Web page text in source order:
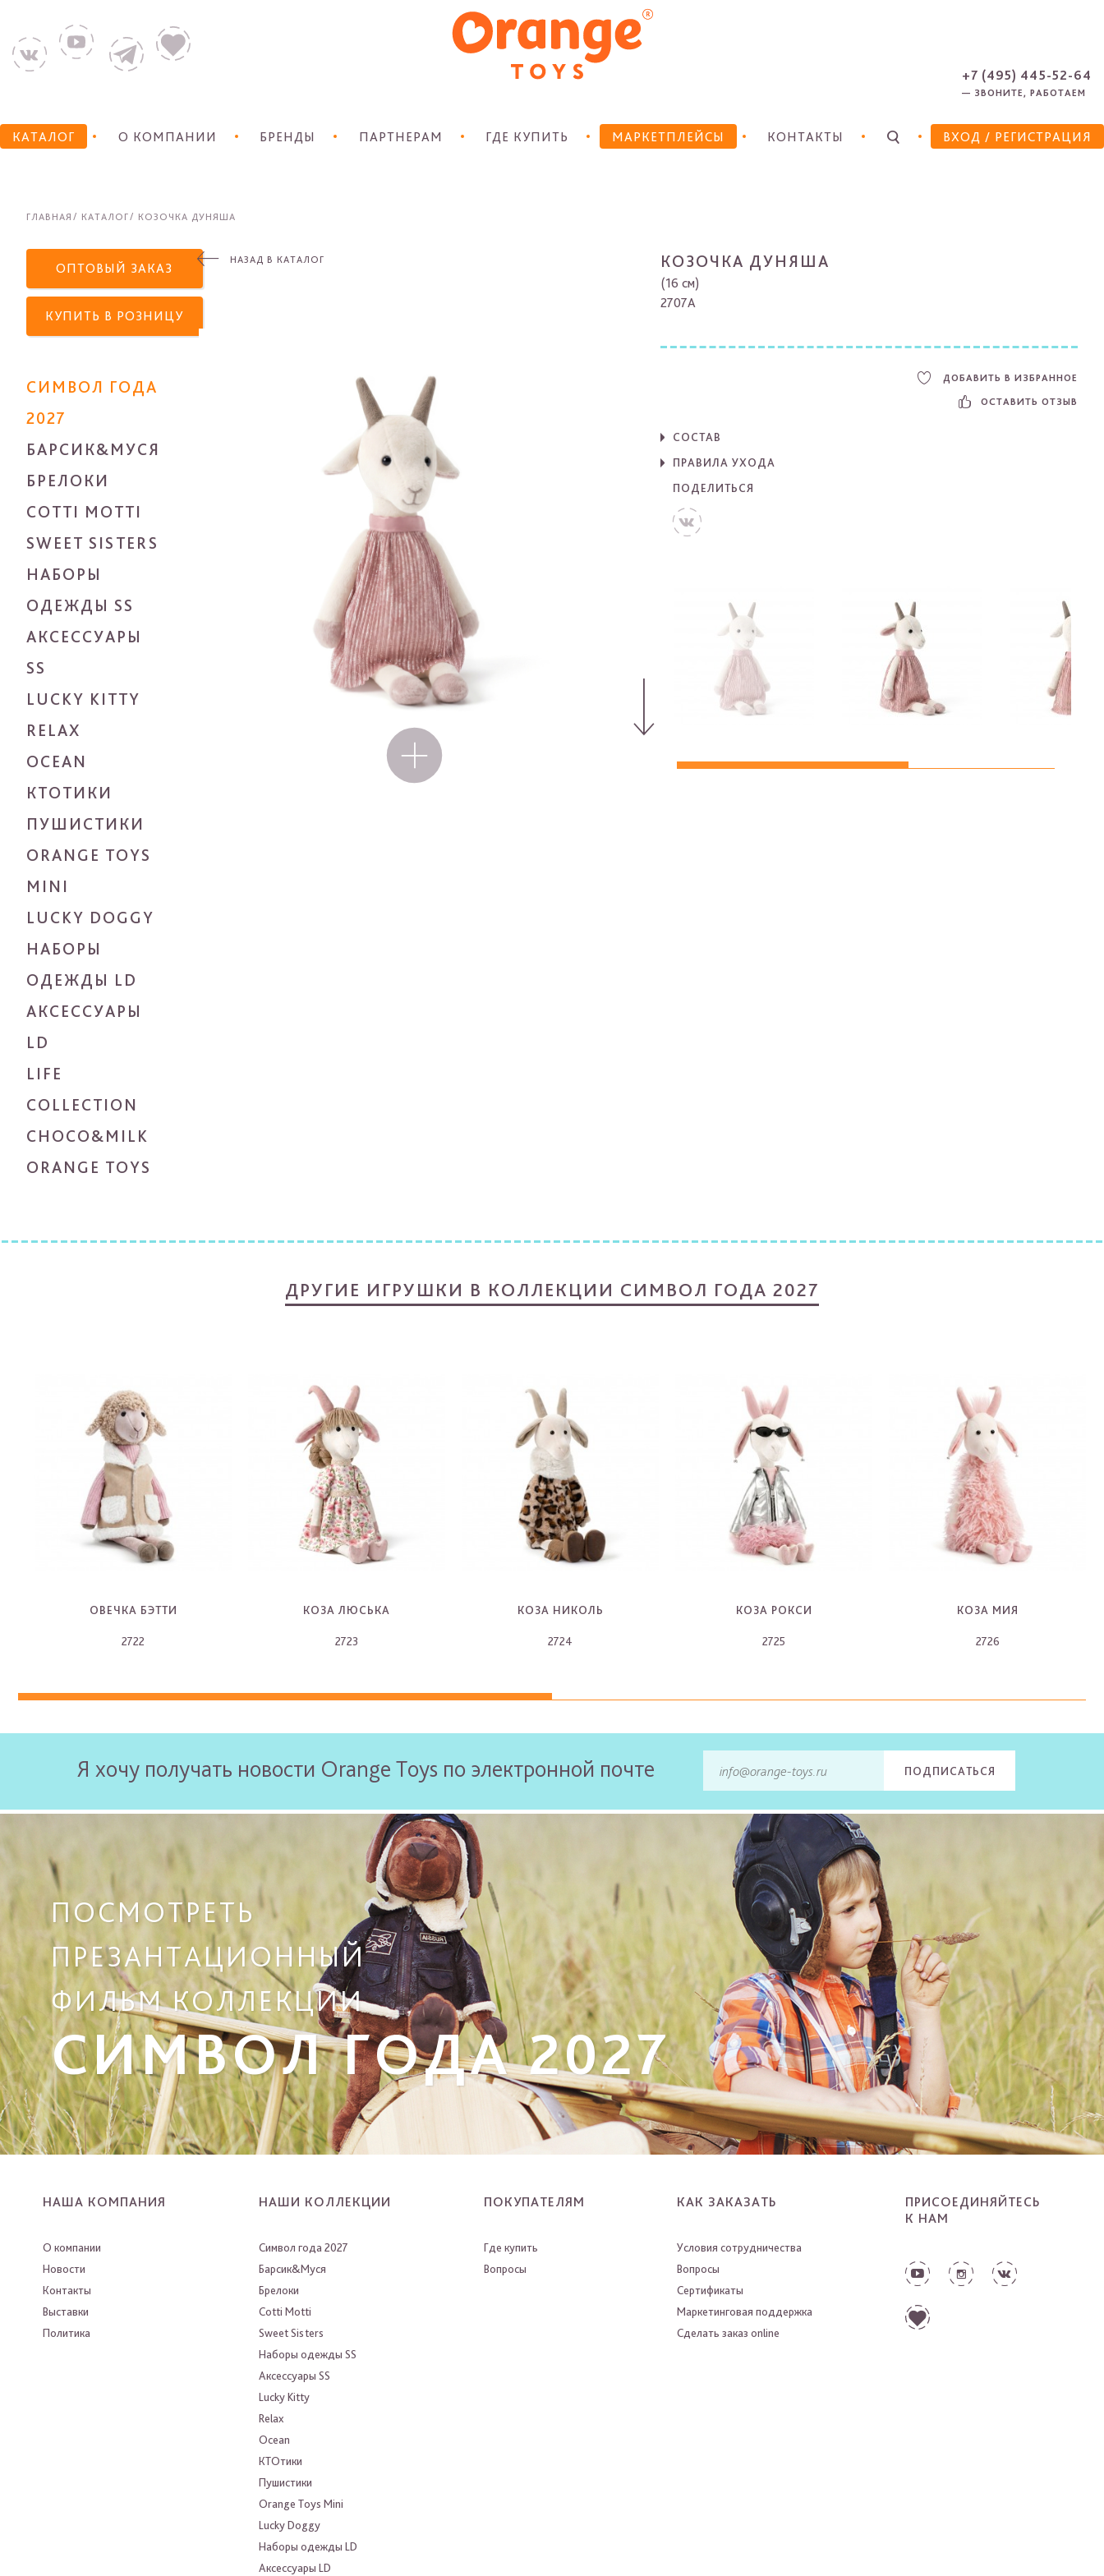
КАТАЛОГ О КОМПАНИИ БРЕНДЫ ПАРТНЕРАМ ГДЕ КУПИТЬ МАРКЕТПЛЕЙСЫ КОНТАКТЫ ВХОД / РЕГИСТРАЦИЯ
+7 (495) 445-52-64
— ЗВОНИТЕ, РАБОТАЕМ
ГЛАВНАЯ КАТАЛОГ КОЗОЧКА ДУНЯША
ОПТОВЫЙ ЗАКАЗ
КУПИТЬ В РОЗНИЦУ
СИМВОЛ ГОДА
2027
БАРСИК&МУСЯ
БРЕЛОКИ
COTTI MOTTI
SWEET SISTERS
НАБОРЫ
ОДЕЖДЫ SS
АКСЕССУАРЫ
SS
LUCKY KITTY
RELAX
OCEAN
КТОТИКИ
ПУШИСТИКИ
ORANGE TOYS
MINI
LUCKY DOGGY
НАБОРЫ
ОДЕЖДЫ LD
АКСЕССУАРЫ
LD
LIFE
COLLECTION
CHOCO&MILK
ORANGE TOYS
НАЗАД В КАТАЛОГ КОЗОЧКА ДУНЯША
(16 см)
2707A
ДОБАВИТЬ В ИЗБРАННОЕ
ОСТАВИТЬ ОТЗЫВ
СОСТАВ
ПРАВИЛА УХОДА
ПОДЕЛИТЬСЯ
ДРУГИЕ ИГРУШКИ В КОЛЛЕКЦИИ СИМВОЛ ГОДА 2027
ОВЕЧКА БЭТТИ
2722
КОЗА ЛЮСЬКА
2723
КОЗА НИКОЛЬ
2724
КОЗА РОКСИ
2725
КОЗА МИЯ
2726
Я хочу получать новости Orange Toys по электронной почте ПОДПИСАТЬСЯ
ПОСМОТРЕТЬ
ПРЕЗАНТАЦИОННЫЙ
ФИЛЬМ КОЛЛЕКЦИИ
СИМВОЛ ГОДА 2027
НАША КОМПАНИЯ
О компании
Новости
Контакты
Выставки
Политика
НАШИ КОЛЛЕКЦИИ
Символ года 2027
Барсик&Муся
Брелоки
Cotti Motti
Sweet Sisters
Наборы одежды SS
Аксессуары SS
Lucky Kitty
Relax
Ocean
КТОтики
Пушистики
Orange Toys Mini
Lucky Doggy
Наборы одежды LD
Аксессуары LD
ПОКУПАТЕЛЯМ
Где купить
Вопросы
КАК ЗАКАЗАТЬ
Условия сотрудничества
Вопросы
Сертификаты
Маркетинговая поддержка
Сделать заказ online
ПРИСОЕДИНЯЙТЕСЬ
К НАМ